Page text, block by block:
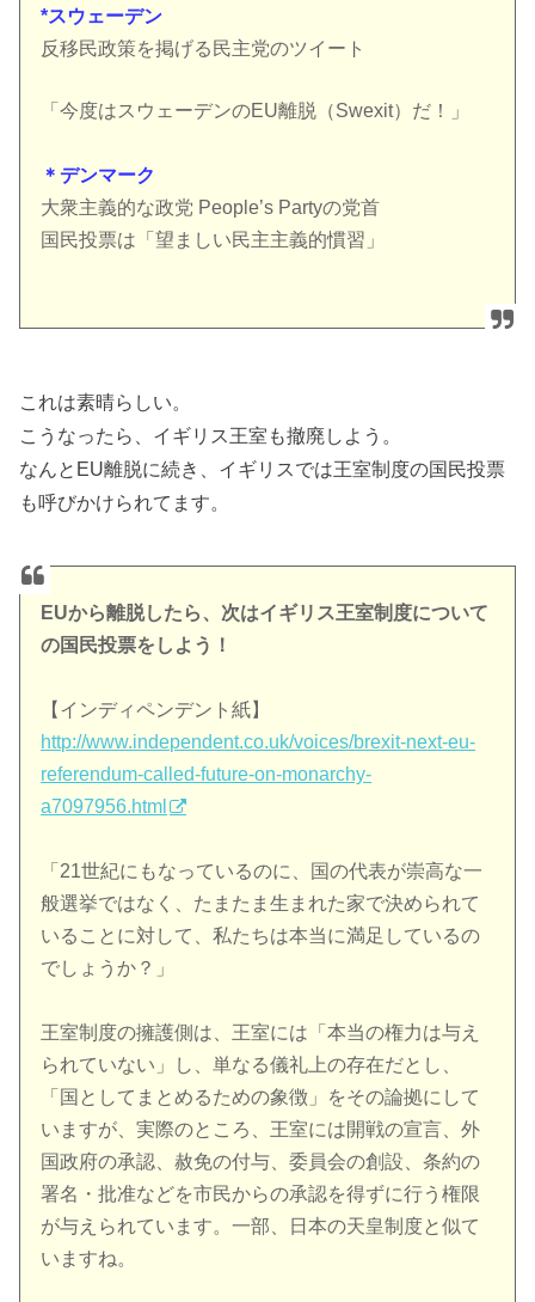
*スウェーデン
反移民政策を掲げる民主党のツイート
「今度はスウェーデンのEU離脱（Swexit）だ！」
＊デンマーク
大衆主義的な政党 People’s Partyの党首
国民投票は「望ましい民主主義的慣習」
これは素晴らしい。
こうなったら、イギリス王室も撤廃しよう。
なんとEU離脱に続き、イギリスでは王室制度の国民投票
も呼びかけられてます。
EUから離脱したら、次はイギリス王室制度について
の国民投票をしよう！
【インディペンデント紙】
http://www.independent.co.uk/voices/brexit-next-eu-
referendum-called-future-on-monarchy-
a7097956.html
「21世紀にもなっているのに、国の代表が崇高な一
般選挙ではなく、たまたま生まれた家で決められて
いることに対して、私たちは本当に満足しているの
でしょうか？」
王室制度の擁護側は、王室には「本当の権力は与え
られていない」し、単なる儀礼上の存在だとし、
「国としてまとめるための象徴」をその論拠にして
いますが、実際のところ、王室には開戦の宣言、外
国政府の承認、赦免の付与、委員会の創設、条約の
署名・批准などを市民からの承認を得ずに行う権限
が与えられています。一部、日本の天皇制度と似て
いますね。